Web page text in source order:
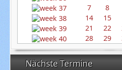
7
8
14
15
21
22
28
29
Nächste Termine